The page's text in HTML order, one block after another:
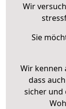
Wir
Sie
Wir kennen
dass
sicher und